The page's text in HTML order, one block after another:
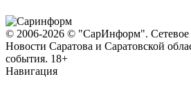
© 2006-2026 © "СарИнформ".
Новости Саратова и Саратовской
события. 18+
Навигация